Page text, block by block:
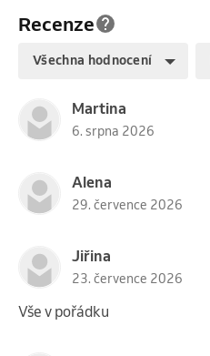
Recenze
Všechna hodnocení
Martina
6. srpna 2026
Alena
29. července 2026
Jiřina
23. července 2026
Vše v pořádku